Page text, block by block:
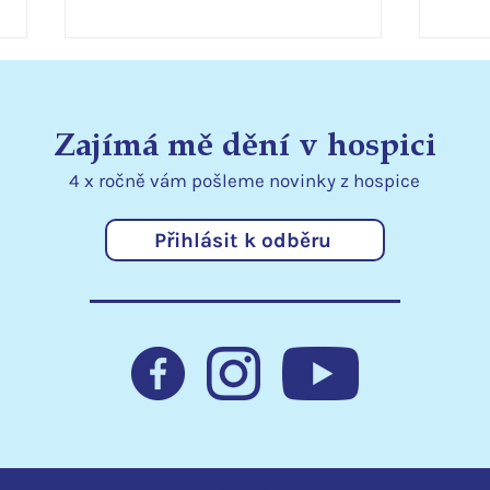
Přenosné dávkovače
lůžkovém hospici
Zajímá mě dění v hospici
4 x ročně vám pošleme novinky z hospice
Přihlásit k odběru